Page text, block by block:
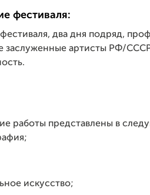
фестиваля:
два дня подряд,
заслуженные артисты РФ/
работы представлены в
искусство;